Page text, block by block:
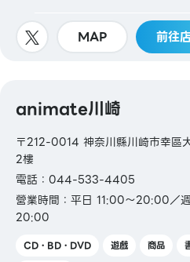
MAP 前往
animate川崎
〒212-0014 神奈川縣川崎市幸區
2樓
電話：044-533-4405
營業時間：平日 11:00～20:00／
20:00
CD・BD・DVD 遊戲 商品